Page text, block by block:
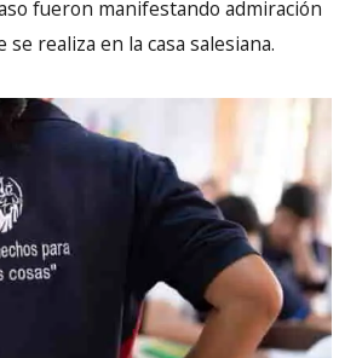
fueron manifestando admiración
realiza en la casa salesiana.